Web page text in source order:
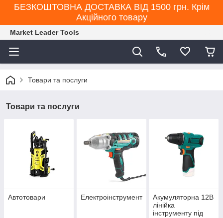
БЕЗКОШТОВНА ДОСТАВКА ВІД 1500 грн. Крім
Акційного товару
Market Leader Tools
Товари та послуги
Товари та послуги
Автотовари Електроінструмент
Акумуляторна 12В
лінійка
інструменту під